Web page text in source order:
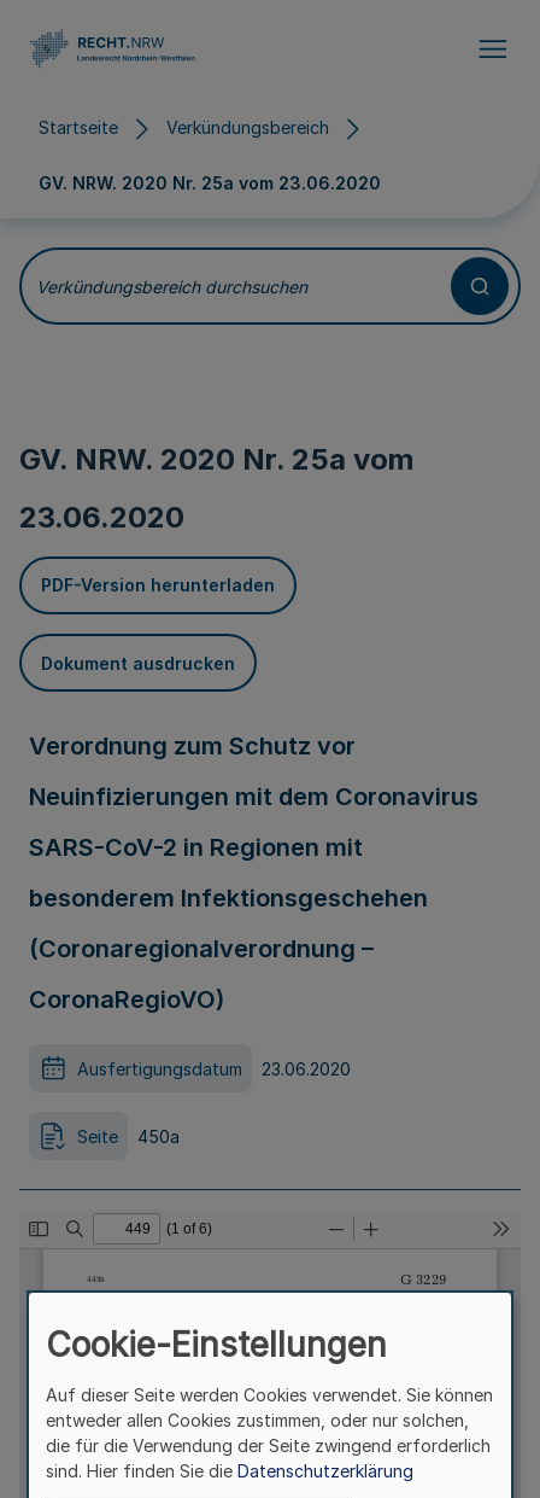
Startseite Verkündungsbereich
GV. NRW. 2020 Nr. 25a vom 23.06.2020
Verkündungsbereich durchsuchen
GV. NRW. 2020 Nr. 25a vom
23.06.2020
PDF-Version herunterladen
Dokument ausdrucken
Verordnung zum Schutz vor
Neuinfizierungen mit dem Coronavirus
SARS-CoV-2 in Regionen mit
besonderem Infektionsgeschehen
(Coronaregionalverordnung –
CoronaRegioVO)
Ausfertigungsdatum 23.06.2020
Seite 450a
Cookie-Einstellungen
Auf dieser Seite werden Cookies verwendet. Sie können
entweder allen Cookies zustimmen, oder nur solchen,
die für die Verwendung der Seite zwingend erforderlich
sind. Hier finden Sie die Datenschutzerklärung